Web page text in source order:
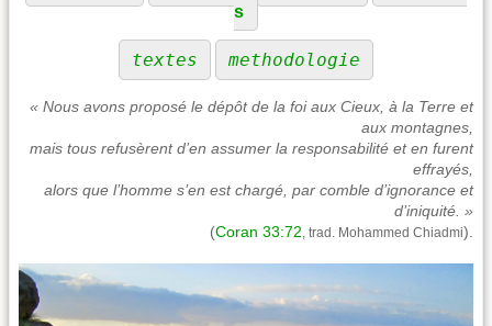
s
textes methodologie
« Nous avons proposé le dépôt de la foi aux Cieux, à la Terre et
aux montagnes,
mais tous refusèrent d’en assumer la responsabilité et en furent
effrayés,
alors que l’homme s’en est chargé, par comble d’ignorance et
d’iniquité. »
(Coran 33:72 , trad. Mohammed Chiadmi).